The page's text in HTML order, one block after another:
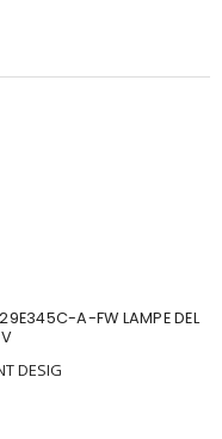
A-FW LAMPE DEL
DESIG